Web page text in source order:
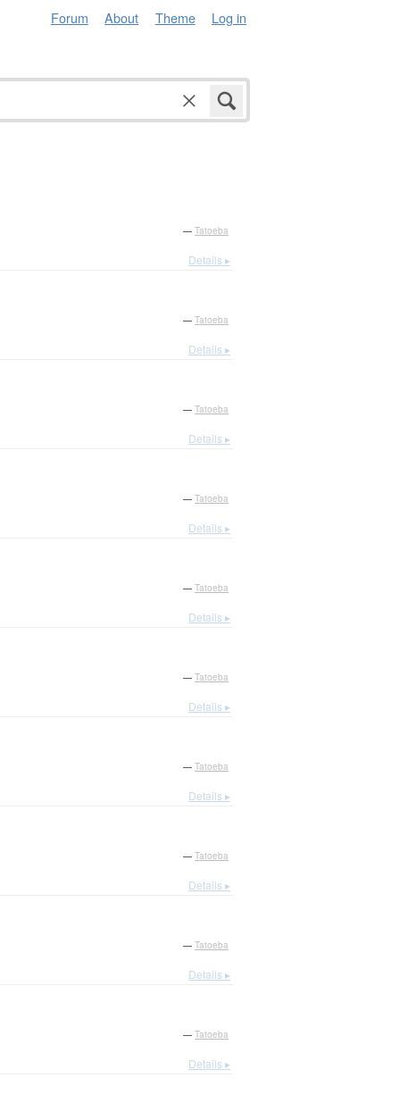
Forum About Theme Log in
— Tatoeba
Details ▸
— Tatoeba
Details ▸
— Tatoeba
Details ▸
— Tatoeba
Details ▸
— Tatoeba
Details ▸
— Tatoeba
Details ▸
— Tatoeba
Details ▸
— Tatoeba
Details ▸
— Tatoeba
Details ▸
— Tatoeba
Details ▸